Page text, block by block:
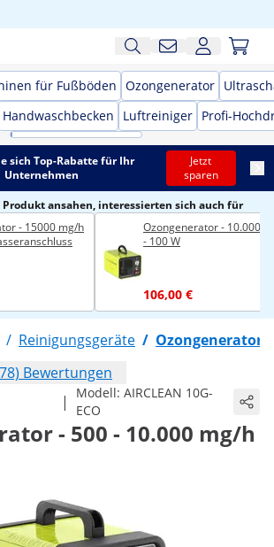
für Fußböden Ozongenerator
Handwaschbecken Luftreiniger Profi-
sich Top-Rabatte für Ihr
Unternehmen
Jetzt
sparen
Produkt ansahen, interessierten sich auch für
- 15000 mg/h
Ozongenerator - 10.000
- 100 W
106,00 €
/ Reinigungsgeräte / Ozongenerator
Bewertungen
| Modell:AIRCLEAN 10G-
ECO
- 500 - 10.000 mg/h